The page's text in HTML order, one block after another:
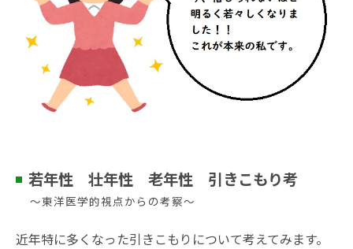
若年性 壮年性 老年性 引きこもり考
～東洋医学的視点からの考察～
近年特に多くなった引きこもりについて考えてみます。